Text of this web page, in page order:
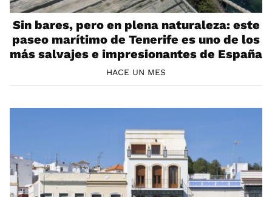
Sin bares, pero en plena naturaleza: este
paseo marítimo de Tenerife es uno de los
más salvajes e impresionantes de España
HACE UN MES